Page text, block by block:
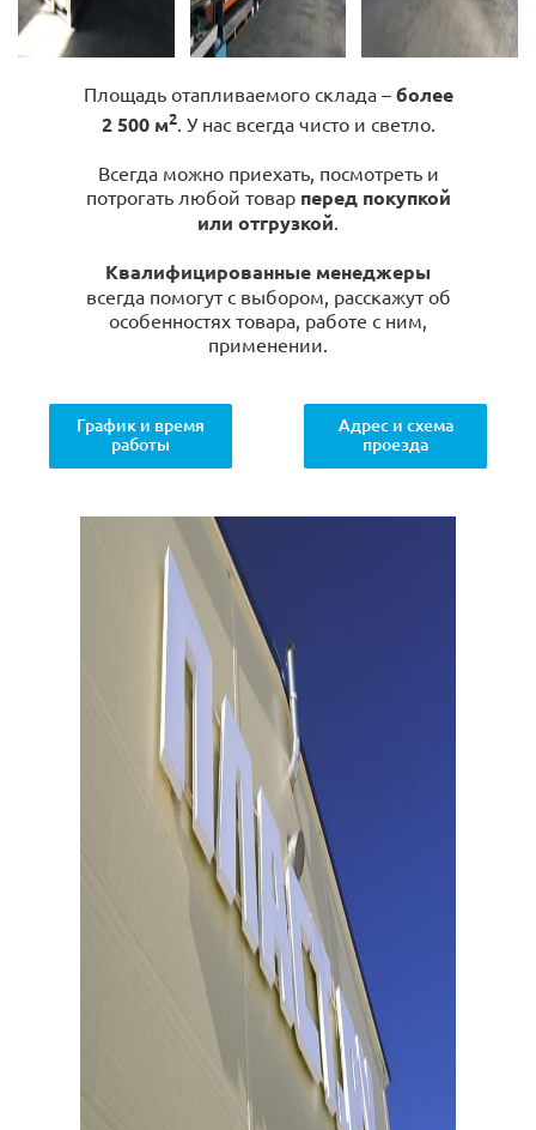
Площадь отапливаемого склада – более
2 500 м2. У нас всегда чисто и светло.
Всегда можно приехать, посмотреть и
потрогать любой товар перед покупкой
или отгрузкой.
Квалифицированные менеджеры
всегда помогут с выбором, расскажут об
особенностях товара, работе с ним,
применении.
График и время
работы
Адрес и схема
проезда